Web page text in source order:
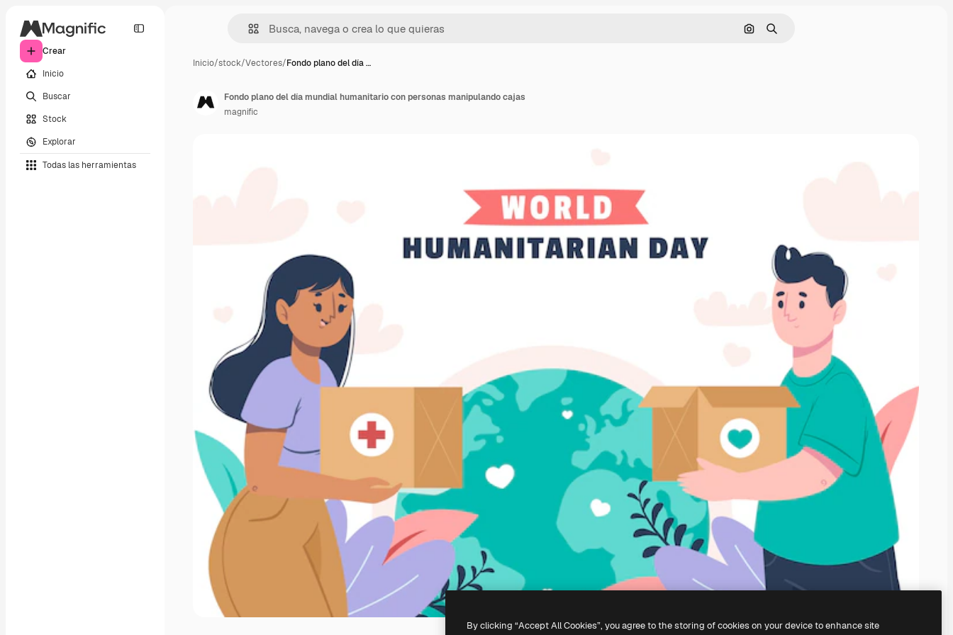
Crear
Inicio
Buscar
Stock
Explorar
Todas las herramientas
Buscar por imagen
Buscar
Inicio/stock/Vectores/Fondo plano del día …
Fondo plano del día mundial humanitario con personas manipulando cajas
magnific
By clicking “Accept All Cookies”, you agree to the storing of cookies on your device to enhance site